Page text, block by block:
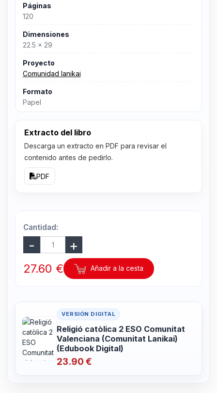
Páginas
120
Dimensiones
22.5 x 29
Proyecto
Comunidad lanikai
Formato
Papel
Extracto del libro
Descarga un extracto en PDF para revisar el
contenido antes de pedirlo.
PDF
Cantidad:
27.60 € Añadir a la cesta
VERSIÓN DIGITAL
Religió catòlica 2 ESO Comunitat
Valenciana (Comunitat Lanikai)
(Edubook Digital)
23.90 €